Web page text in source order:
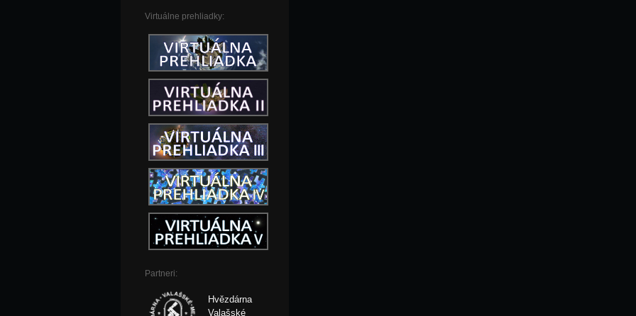
Virtuálne prehliadky:
Partneri:
Hvězdárna
Valašské